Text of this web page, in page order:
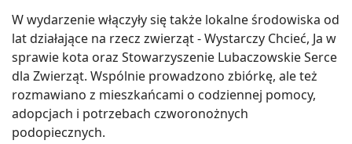
W wydarzenie włączyły się także lokalne środowiska od
lat działające na rzecz zwierząt - Wystarczy Chcieć, Ja w
sprawie kota oraz Stowarzyszenie Lubaczowskie Serce
dla Zwierząt. Wspólnie prowadzono zbiórkę, ale też
rozmawiano z mieszkańcami o codziennej pomocy,
adopcjach i potrzebach czworonożnych
podopiecznych.